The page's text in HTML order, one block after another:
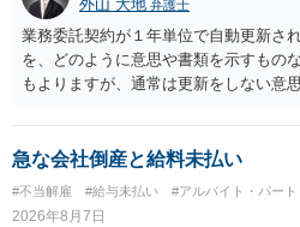
外山 大地 弁護士
業務委託契約が１年単位で自動更新さ
を、どのように意思や書類を示すもの
もよりますが、通常は更新をしない意
の確保の他に何か企業側にメリットが
メリットは分かりかねますが、ご質問
場であれば、自動更新で契約が延長さ
義務を負うことになるので（ご質問者
急な会社倒産と給料未払い
#不当解雇 #給与未払い #アルバイト・パート
2026年8月7日